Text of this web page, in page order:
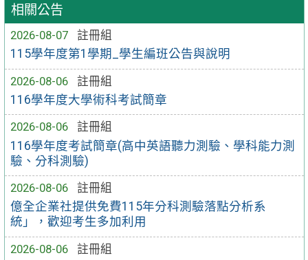
相關公告
2026-08-07
註冊組
115學年度第1學期_學生編班公告與說明
2026-08-06
註冊組
116學年度大學術科考試簡章
2026-08-06
註冊組
116學年度考試簡章(高中英語聽力測驗、學科能力測
驗、分科測驗)
2026-08-06
註冊組
億全企業社提供免費115年分科測驗落點分析系
統」，歡迎考生多加利用
2026-08-06
註冊組